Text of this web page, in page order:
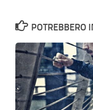
POTREBBERO